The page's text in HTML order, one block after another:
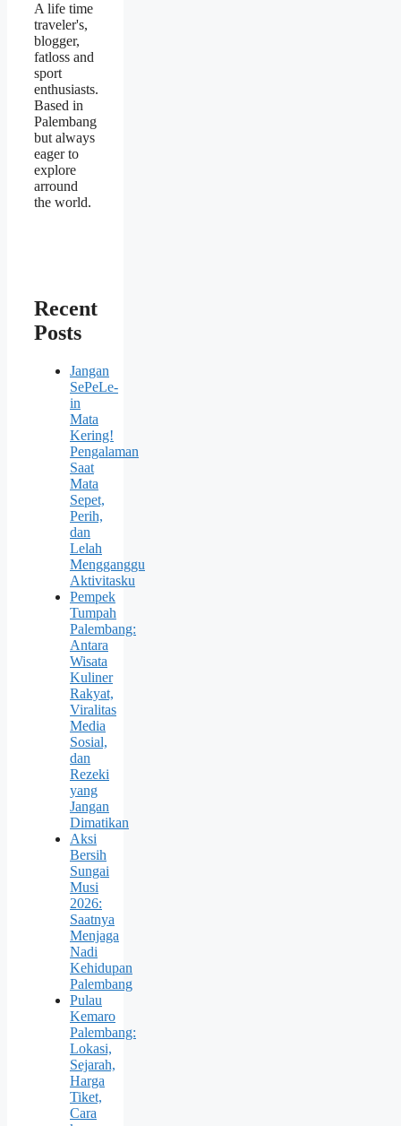
A life time
traveler's,
blogger,
fatloss and
sport
enthusiasts.
Based in
Palembang
but always
eager to
explore
arround
the world.
Recent
Posts
Jangan
SePeLe-
in
Mata
Kering!
Pengalaman
Saat
Mata
Sepet,
Perih,
dan
Lelah
Mengganggu
Aktivitasku
Pempek
Tumpah
Palembang:
Antara
Wisata
Kuliner
Rakyat,
Viralitas
Media
Sosial,
dan
Rezeki
yang
Jangan
Dimatikan
Aksi
Bersih
Sungai
Musi
2026:
Saatnya
Menjaga
Nadi
Kehidupan
Palembang
Pulau
Kemaro
Palembang:
Lokasi,
Sejarah,
Harga
Tiket,
Cara